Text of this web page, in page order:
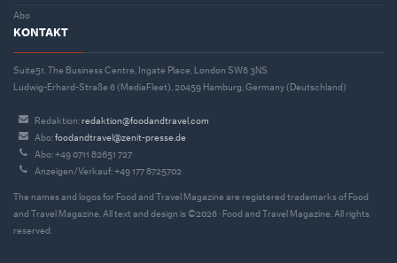
Abo
KONTAKT
Suite51, The Business Centre, Ingate Place, London SW8 3NS
Ludwig-Erhard-Straße 6 (MediaFleet), 20459 Hamburg, Germany (Deutschland)
Redaktion:redaktion@foodandtravel.com
Abo:foodandtravel@zenit-presse.de
Abo: +49 0711 82651 727
Anzeigen/Verkauf: +49 177 8725702
The names and logos for Food and Travel Magazine are registered trademarks of Food
and Travel Magazine. All text and design is ©2026 · Food and Travel Magazine. All rights
reserved.